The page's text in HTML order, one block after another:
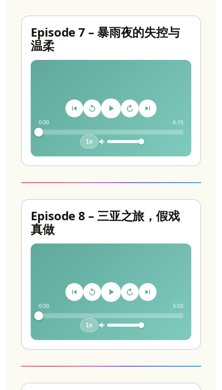
Episode 7 – 暴雨夜的失控与
温柔
0:00 6:15
1x
Episode 8 – 三亚之旅，假戏
真做
0:00 5:02
1x